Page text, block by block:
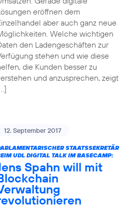
eröffnen dem
aber auch ganz neue
Welche wichtigen
den Ladengeschäften zur
stehen und wie diese
die Kunden besser zu
und anzusprechen, zeigt
12. September 2017
STAATSSEKRETÄR
UDL DIGITAL TALK IM BASECAMP:
Spahn will mit